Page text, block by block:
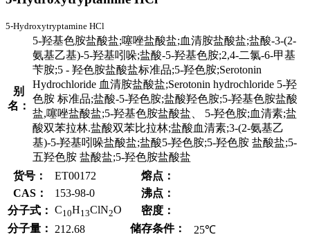
5-Hydroxytryptamine HCl
别
名：
5-羟基色胺盐酸盐;噻唑盐酸盐;血清胺盐酸盐;盐酸-3-(2-
氨基乙基)-5-羟基吲哚;盐酸-5-羟基色胺;2,4-二氯-6-甲基
苄胺;5 - 羟色胺盐酸盐标准品;5-羟色胺;Serotonin
Hydrochloride 血清胺盐酸盐;Serotonin hydrochloride 5-羟
色胺 标准品;盐酸-5-羟色胺;盐酸羟色胺;5-羟基色胺盐酸
盐,噻唑盐酸盐;5-羟基色胺盐酸盐、 5-羟色胺;血清素;盐
酸双苯拉林.盐酸双苯比拉林;盐酸血清素;3-(2-氨基乙
基)-5-羟基吲哚盐酸盐;盐酸5-羟色胺;5-羟色胺 盐酸盐;5-
五羟色胺 盐酸盐;5-羟色胺盐酸盐
货号：
ET00172
熔点：
CAS：
153-98-0
沸点：
分子式： C10H13ClN2O
密度：
分子量： 212.68 储存条件：
25℃